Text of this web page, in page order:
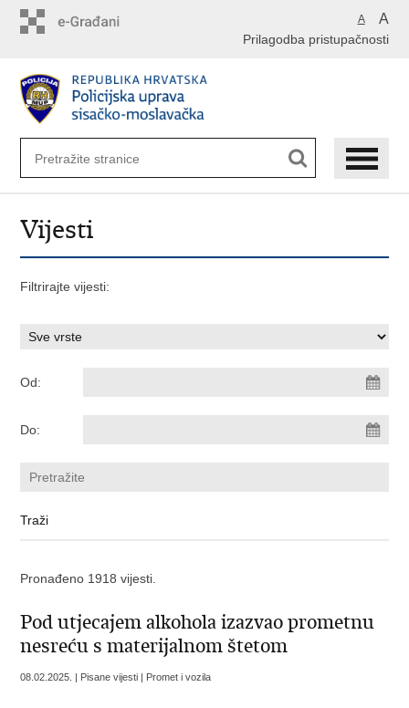
A A
Prilagodba pristupačnosti
Vijesti
Filtrirajte vijesti:
Od:
Do:
Pronađeno 1918 vijesti.
Pod utjecajem alkohola izazvao prometnu
nesreću s materijalnom štetom
08.02.2025. | Pisane vijesti | Promet i vozila